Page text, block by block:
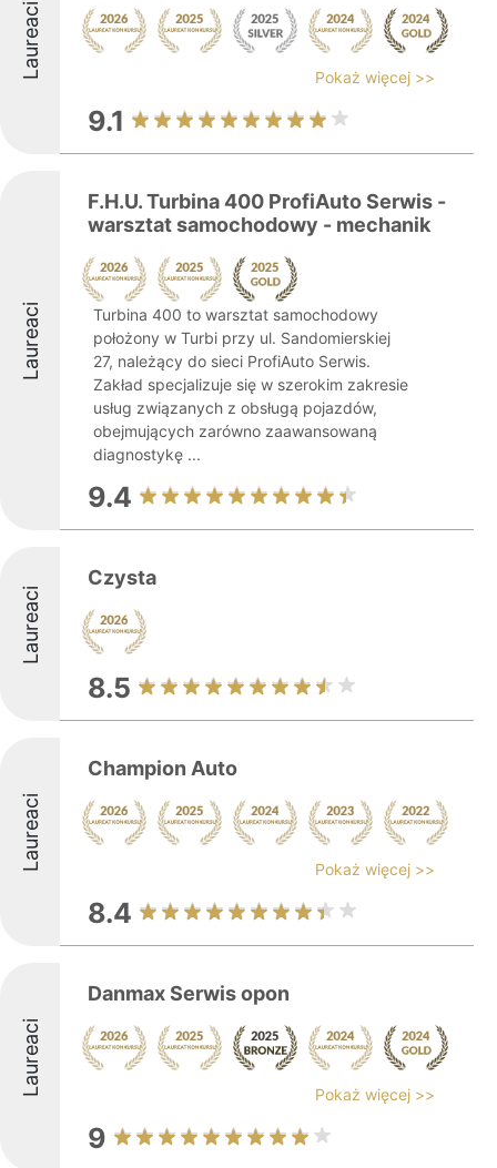
Laureaci Pokaż więcej >>
9.1
Laureaci
F.H.U. Turbina 400 ProfiAuto Serwis -
warsztat samochodowy - mechanik
Turbina 400 to warsztat samochodowy
położony w Turbi przy ul. Sandomierskiej
27, należący do sieci ProfiAuto Serwis.
Zakład specjalizuje się w szerokim zakresie
usług związanych z obsługą pojazdów,
obejmujących zarówno zaawansowaną
diagnostykę ...
9.4
Laureaci
Czysta
8.5
Laureaci
Champion Auto
Pokaż więcej >>
8.4
Laureaci
Danmax Serwis opon
Pokaż więcej >>
9